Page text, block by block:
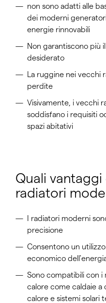
non sono adatti alle
dei moderni
energie rinnovabili
Non garantiscono più
desiderato
La ruggine nei vecchi
perdite
Visivamente, i vecchi
soddisfano i requisiti
spazi abitativi
Quali
radiatori
I radiatori moderni
precisione
Consentono un
economico
Sono compatibili con
calore come caldaie a
calore e sistemi solari